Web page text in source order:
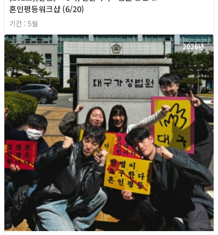
혼인평등워크샵 (6/20)
기간 : 5월
2026년